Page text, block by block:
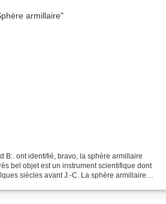
B:. ont identifié, bravo, la sphère armillaire
bel objet est un instrument scientifique dont
siècles avant J.-C. La sphère armillaire